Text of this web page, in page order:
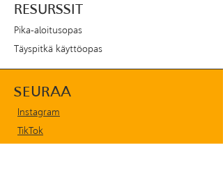
RESURSSIT
Pika-aloitusopas
Täyspitkä käyttöopas
SEURAA
Instagram
TikTok